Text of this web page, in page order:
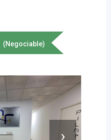
(Negociable)
›